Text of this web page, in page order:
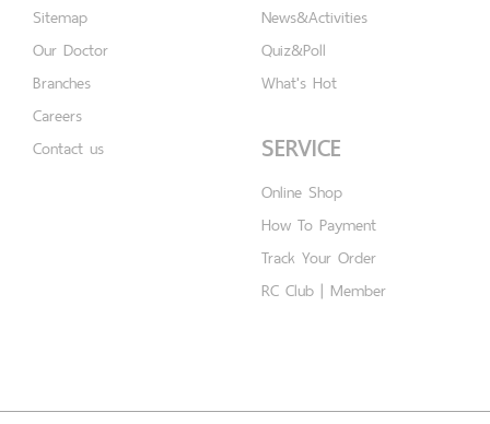
Sitemap
Our Doctor
Branches
Careers
Contact us
News&Activities
Quiz&Poll
What's Hot
SERVICE
Online Shop
How To Payment
Track Your Order
RC Club | Member